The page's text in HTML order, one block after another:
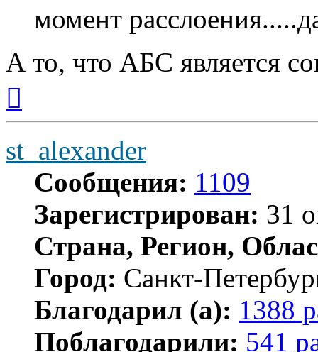
момент
А то, что АБС является
началу
st_alexander
Сообщения: 1109
Зарегистрирован: 31
Страна, Регион,
Город: Санкт-
Благодарил (а): 1388
Поблагодарили: 541